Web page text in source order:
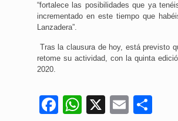
“fortalece las posibilidades que ya
incrementado en este tiempo que
Lanzadera”.
Tras la clausura de hoy, está previsto
retome su actividad, con la quinta
2020.
Facebook
WhatsApp
X Email